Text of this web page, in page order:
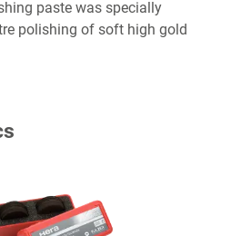
paste was specially
polishing of soft high gold